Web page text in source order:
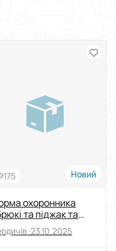
$€
175 Новий
охоронника
та піджак та
охоронця)
чорний
·23.10.2025